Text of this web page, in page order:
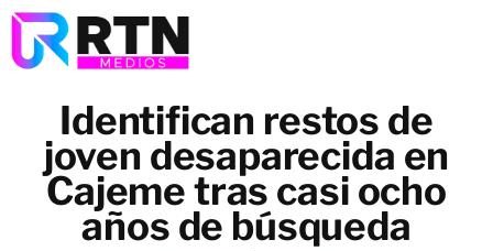
Identifican restos de
joven desaparecida en
Cajeme tras casi ocho
años de búsqueda